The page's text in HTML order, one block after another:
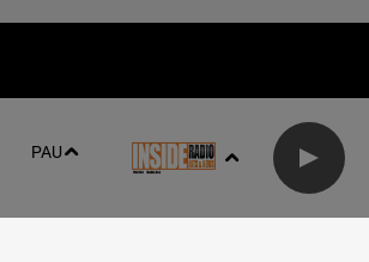
PAU